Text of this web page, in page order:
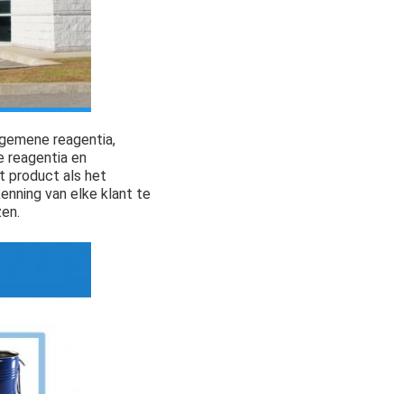
reagentia,
reagentia en
product als het
van elke klant te